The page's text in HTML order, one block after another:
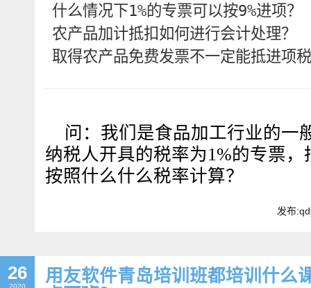
什么情况下1%的专票可以按9%进项？
农产品加计抵扣如何进行会计处理？
取得农产品免费发票不一定能抵进项
问：我们是食品加工行业的一
纳税人开具的税率为1%的专票
按照什么什么税率计算？
发布
26
2020
用友软件青岛培训班都培训什么